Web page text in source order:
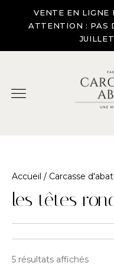
VENTE EN LIGNE
ATTENTION : PAS
Accueil / Carcasse
les têtes
5 résultats affichés